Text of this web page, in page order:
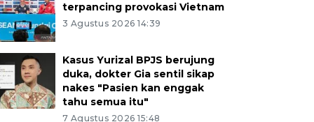
terpancing provokasi Vietnam
3 Agustus 2026 14:39
Kasus Yurizal BPJS berujung
duka, dokter Gia sentil sikap
nakes "Pasien kan enggak
tahu semua itu"
7 Agustus 2026 15:48